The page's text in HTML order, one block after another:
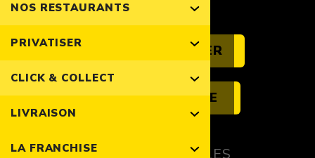
NOS RESTAURANTS
PRIVATISER
CLICK & COLLECT
LIVRAISON
LA FRANCHISE
NOUS CONTACTER
NOUS REJOINDRE
MENTIONS LÉGALES